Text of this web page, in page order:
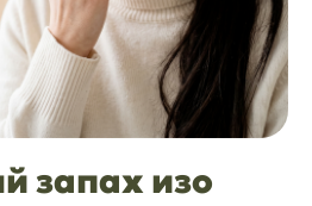
запах изо